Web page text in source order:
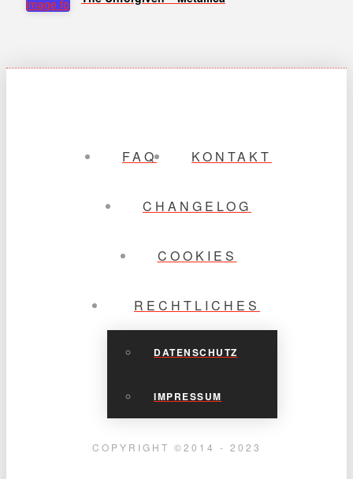
FAQ KONTAKT
CHANGELOG
COOKIES
RECHTLICHES
DATENSCHUTZ
IMPRESSUM
COPYRIGHT ©2014 - 2023